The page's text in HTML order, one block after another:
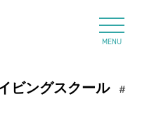
ビングスクール
#
MENU